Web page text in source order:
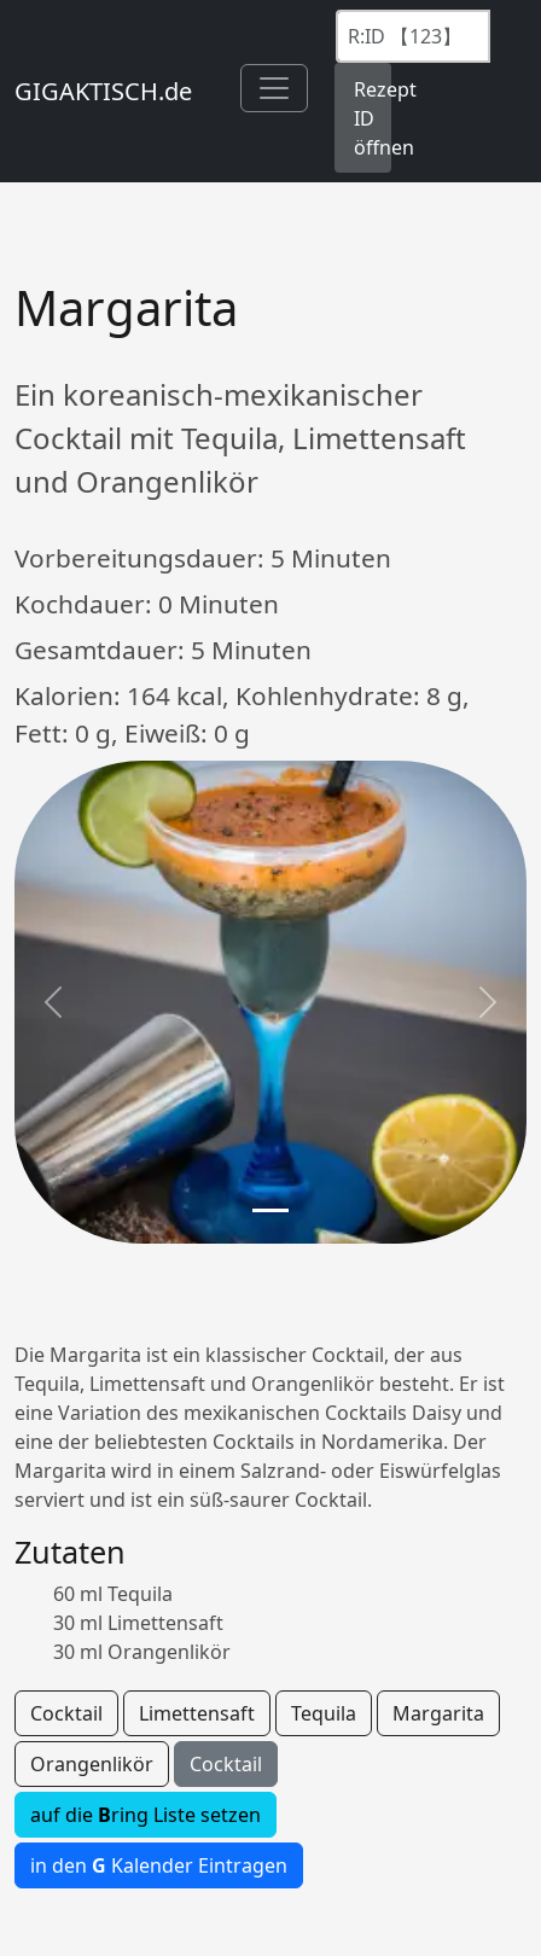
GIGAKTISCH.de
Rezept
ID
öffnen
Margarita
Ein koreanisch-mexikanischer
Cocktail mit Tequila, Limettensaft
und Orangenlikör
Vorbereitungsdauer: 5 Minuten
Kochdauer: 0 Minuten
Gesamtdauer: 5 Minuten
Kalorien: 164 kcal, Kohlenhydrate: 8 g,
Fett: 0 g, Eiweiß: 0 g
Previous Next
Die Margarita ist ein klassischer Cocktail, der aus
Tequila, Limettensaft und Orangenlikör besteht. Er ist
eine Variation des mexikanischen Cocktails Daisy und
eine der beliebtesten Cocktails in Nordamerika. Der
Margarita wird in einem Salzrand- oder Eiswürfelglas
serviert und ist ein süß-saurer Cocktail.
Zutaten
60 ml Tequila
30 ml Limettensaft
30 ml Orangenlikör
Cocktail Limettensaft Tequila
Margarita
Orangenlikör
Cocktail
auf die Bring Liste setzen
in den G Kalender Eintragen